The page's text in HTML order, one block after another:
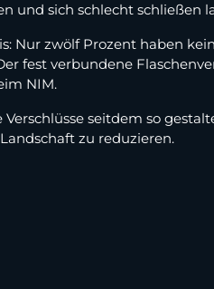
und sich schlecht schließen
Nur zwölf Prozent haben
fest verbundene
NIM.
seitdem so
zu reduzieren.